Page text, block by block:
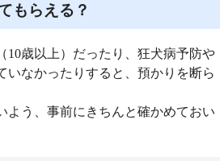
もらえる？
10歳以上）だったり、狂犬病予防や
いなかったりすると、預かりを断ら
よう、事前にきちんと確かめておい